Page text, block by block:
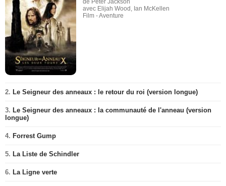
de Peter Jackson
avec Elijah Wood, Ian McKellen
Film - Aventure
2. Le Seigneur des anneaux : le retour du roi (version longue)
3. Le Seigneur des anneaux : la communauté de l'anneau (version
longue)
4. Forrest Gump
5. La Liste de Schindler
6. La Ligne verte